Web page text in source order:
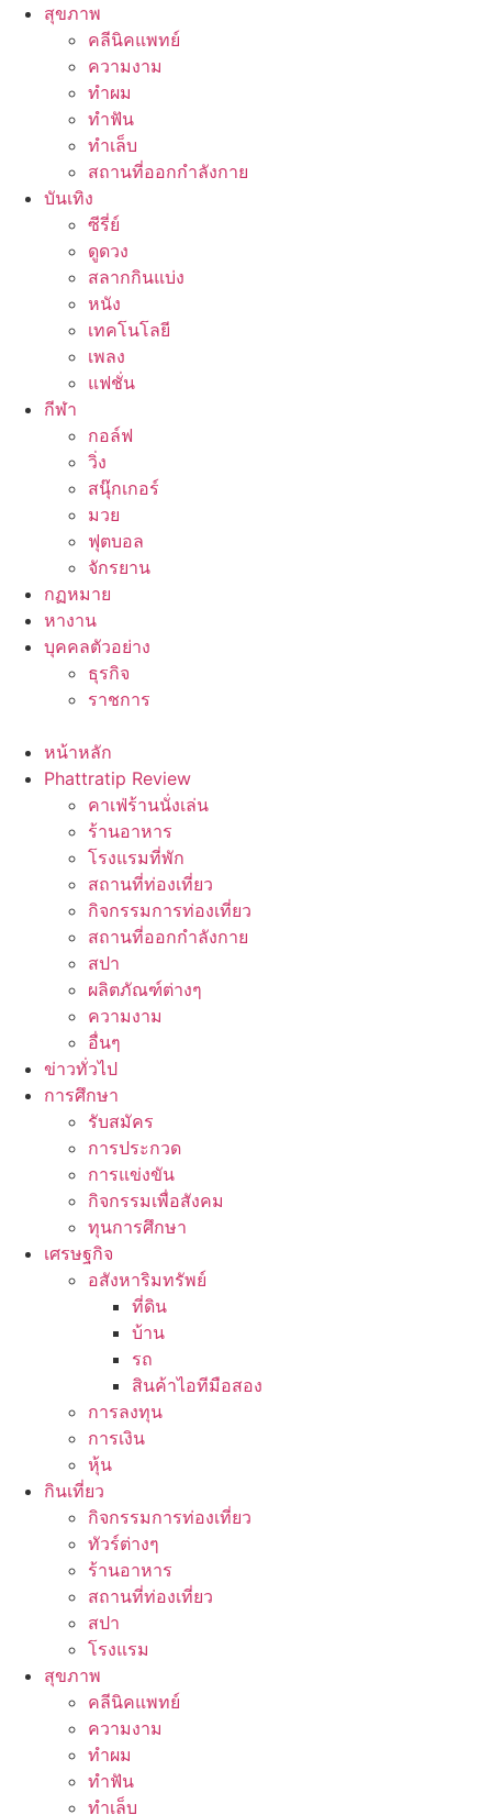
สุขภาพ
คลีนิคแพทย์
ความงาม
ทำผม
ทำฟัน
ทำเล็บ
สถานที่ออกกำลังกาย
บันเทิง
ซีรี่ย์
ดูดวง
สลากกินแบ่ง
หนัง
เทคโนโลยี
เพลง
แฟชั่น
กีฬา
กอล์ฟ
วิ่ง
สนุ๊กเกอร์
มวย
ฟุตบอล
จักรยาน
กฏหมาย
หางาน
บุคคลตัวอย่าง
ธุรกิจ
ราชการ
หน้าหลัก
Phattratip Review
คาเฟ่ร้านนั่งเล่น
ร้านอาหาร
โรงแรมที่พัก
สถานที่ท่องเที่ยว
กิจกรรมการท่องเที่ยว
สถานที่ออกกำลังกาย
สปา
ผลิตภัณฑ์ต่างๆ
ความงาม
อื่นๆ
ข่าวทั่วไป
การศึกษา
รับสมัคร
การประกวด
การแข่งขัน
กิจกรรมเพื่อสังคม
ทุนการศึกษา
เศรษฐกิจ
อสังหาริมทรัพย์
ที่ดิน
บ้าน
รถ
สินค้าไอทีมือสอง
การลงทุน
การเงิน
หุ้น
กินเที่ยว
กิจกรรมการท่องเที่ยว
ทัวร์ต่างๆ
ร้านอาหาร
สถานที่ท่องเที่ยว
สปา
โรงแรม
สุขภาพ
คลีนิคแพทย์
ความงาม
ทำผม
ทำฟัน
ทำเล็บ